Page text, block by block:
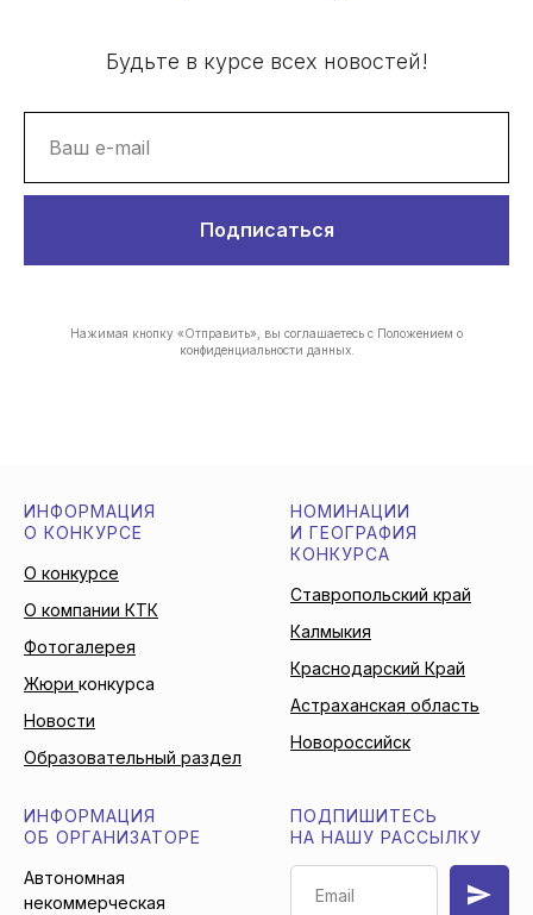
Будьте в курсе всех новостей!
Подписаться
Нажимая кнопку «Отправить», вы соглашаетесь с Положением о
конфиденциальности данных.
ИНФОРМАЦИЯ
О КОНКУРСЕ
О конкурсе
О компании КТК
Фотогалерея
Жюри конкурса
Новости
Образовательный раздел
НОМИНАЦИИ
И ГЕОГРАФИЯ
КОНКУРСА
Ставропольский край
Калмыкия
Краснодарский Край
Астраханская область
Новороссийск
ИНФОРМАЦИЯ
ОБ ОРГАНИЗАТОРЕ
Автономная
некоммерческая
ПОДПИШИТЕСЬ
НА НАШУ РАССЫЛКУ